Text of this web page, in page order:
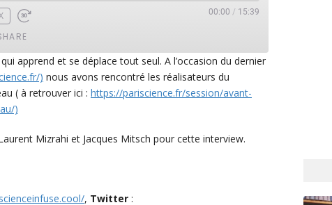
00:00 / 15:39
Google Play
RSS
apprend et se déplace tout seul. A l’occasion du dernier
) nous avons rencontré les réalisateurs du
( à retrouver ici : https://pariscience.fr/session/avant-
)
Mizrahi et Jacques Mitsch pour cette interview.
, Twitter :